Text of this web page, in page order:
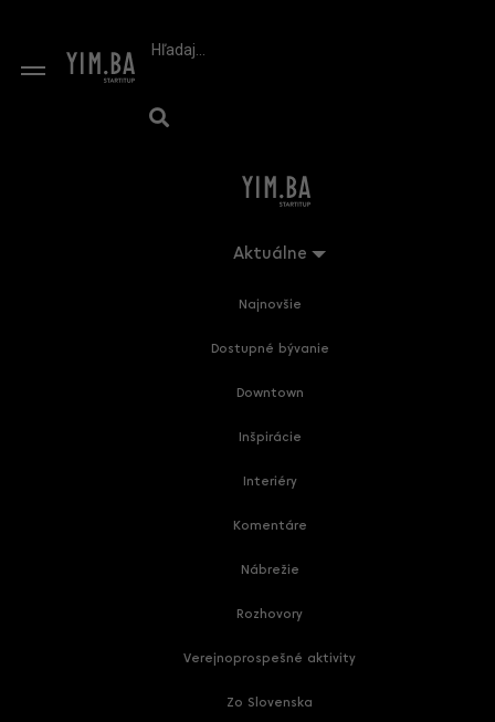
Aktuálne
Najnovšie
Dostupné bývanie
Downtown
Inšpirácie
Interiéry
Komentáre
Nábrežie
Rozhovory
Verejnoprospešné aktivity
Zo Slovenska